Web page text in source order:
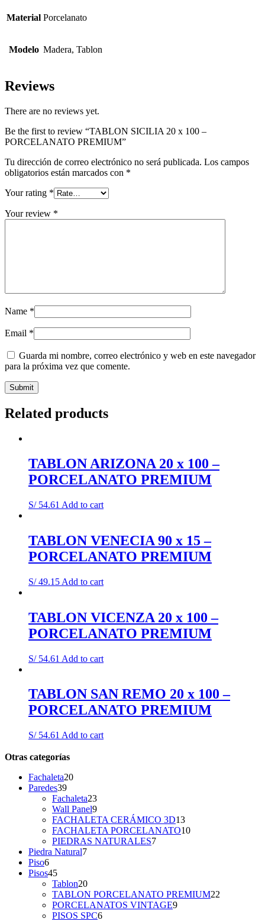
Material Porcelanato
Modelo Madera, Tablon
Reviews
There are no reviews yet.
Be the first to review “TABLON SICILIA 20 x 100 –
PORCELANATO PREMIUM”
Tu dirección de correo electrónico no será publicada. Los campos
obligatorios están marcados con *
Your rating *
Your review *
Name *
Email *
Guarda mi nombre, correo electrónico y web en este navegador
para la próxima vez que comente.
Related products
TABLON ARIZONA 20 x 100 –
PORCELANATO PREMIUM
S/54.61 Add to cart
TABLON VENECIA 90 x 15 –
PORCELANATO PREMIUM
S/49.15 Add to cart
TABLON VICENZA 20 x 100 –
PORCELANATO PREMIUM
S/54.61 Add to cart
TABLON SAN REMO 20 x 100 –
PORCELANATO PREMIUM
S/54.61 Add to cart
Otras categorías
Fachaleta2020
Paredes3939
products
Fachaleta2323
products
Wall Panel99
products
FACHALETA CERÁMICO 3D1313
products
FACHALETA PORCELANATO1010
PIEDRAS NATURALES77
Piedra Natural77
Piso66
products
Pisos4545
products
Tablon2020
products
TABLON PORCELANATO PREMIUM22
PORCELANATOS VINTAGE99
PISOS SPC66